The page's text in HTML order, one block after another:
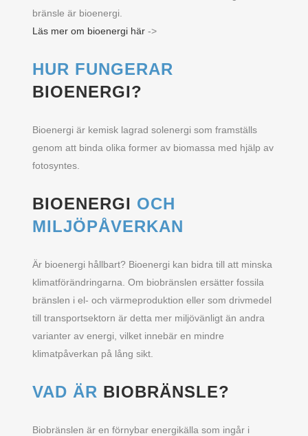
bränsle är bioenergi.
Läs mer om bioenergi här ->
HUR FUNGERAR
BIOENERGI?
Bioenergi är kemisk lagrad solenergi som framställs
genom att binda olika former av biomassa med hjälp av
fotosyntes.
BIOENERGI OCH
MILJÖPÅVERKAN
Är bioenergi hållbart? Bioenergi kan bidra till att minska
klimatförändringarna. Om biobränslen ersätter fossila
bränslen i el- och värmeproduktion eller som drivmedel
till transportsektorn är detta mer miljövänligt än andra
varianter av energi, vilket innebär en mindre
klimatpåverkan på lång sikt.
VAD ÄR BIOBRÄNSLE?
Biobränslen är en förnybar energikälla som ingår i